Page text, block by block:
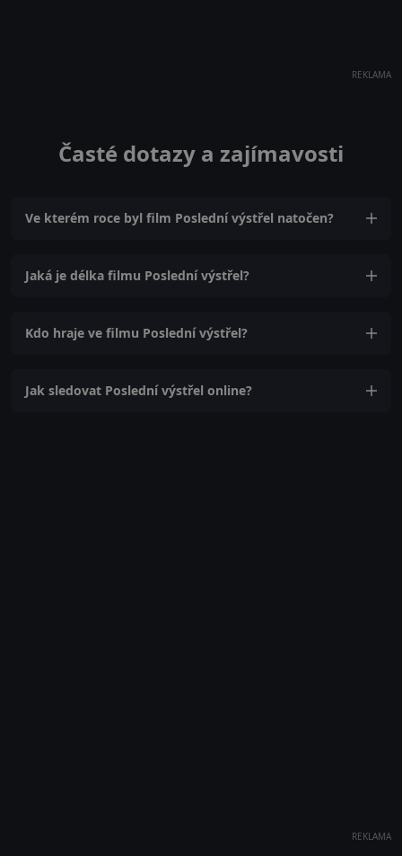
REKLAMA
Časté dotazy a zajímavosti
Ve kterém roce byl film Poslední výstřel natočen?
Jaká je délka filmu Poslední výstřel?
Kdo hraje ve filmu Poslední výstřel?
Jak sledovat Poslední výstřel online?
REKLAMA